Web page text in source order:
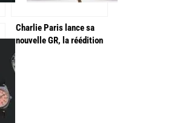
Charlie Paris lance sa
nouvelle GR, la réédition